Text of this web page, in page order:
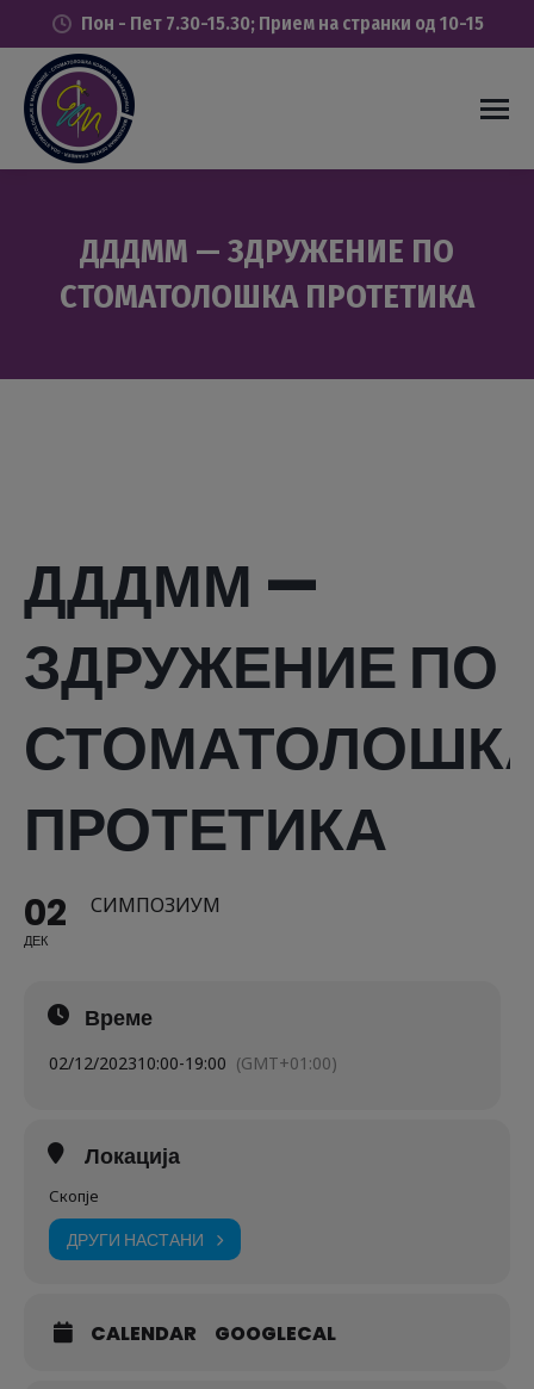
Пон - Пет 7.30-15.30; Прием на странки од 10-15
ДДДММ — ЗДРУЖЕНИЕ ПО
СТОМАТОЛОШКА ПРОТЕТИКА
ДДДММ —
ЗДРУЖЕНИЕ ПО
ПРОТЕТИКА
02
ДЕК
СИМПОЗИУМ
Време
02/12/202310:00-19:00 (GMT+01:00)
Локација
Скопје
ДРУГИ НАСТАНИ
CALENDAR GOOGLECAL